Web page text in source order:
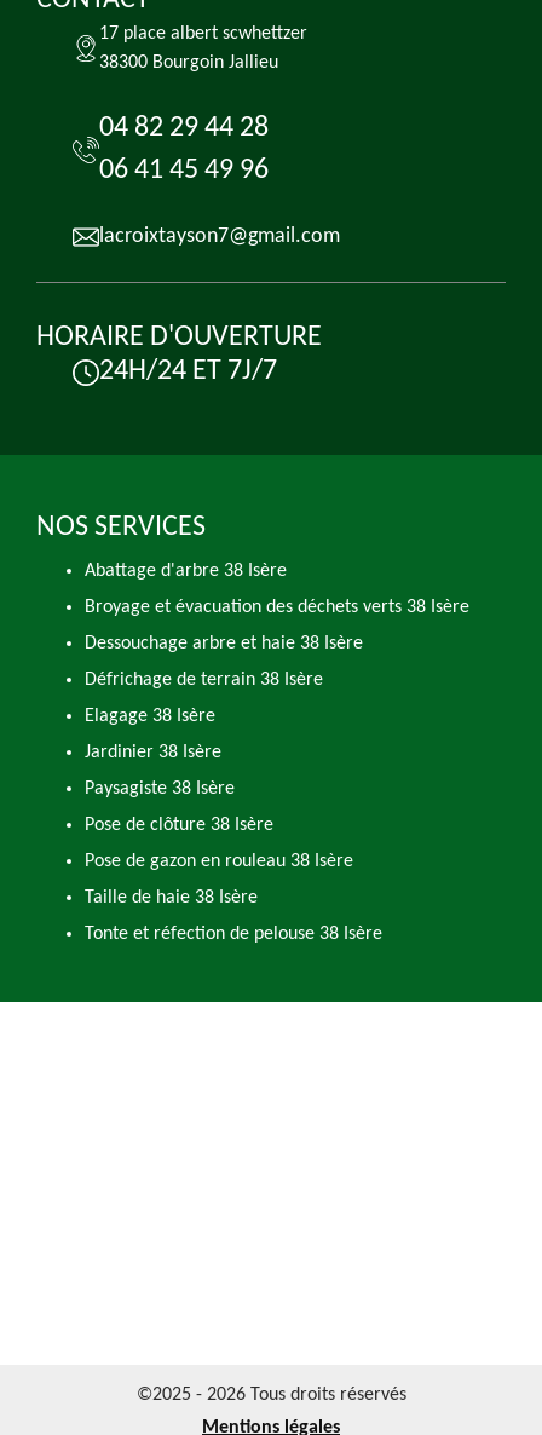
17 place albert scwhettzer
38300 Bourgoin Jallieu
04 82 29 44 28
06 41 45 49 96
lacroixtayson7@gmail.com
HORAIRE D'OUVERTURE
24H/24 ET 7J/7
NOS SERVICES
Abattage d'arbre 38 Isère
Broyage et évacuation des déchets verts 38 Isère
Dessouchage arbre et haie 38 Isère
Défrichage de terrain 38 Isère
Elagage 38 Isère
Jardinier 38 Isère
Paysagiste 38 Isère
Pose de clôture 38 Isère
Pose de gazon en rouleau 38 Isère
Taille de haie 38 Isère
Tonte et réfection de pelouse 38 Isère
©2025 - 2026 Tous droits réservés
Mentions légales